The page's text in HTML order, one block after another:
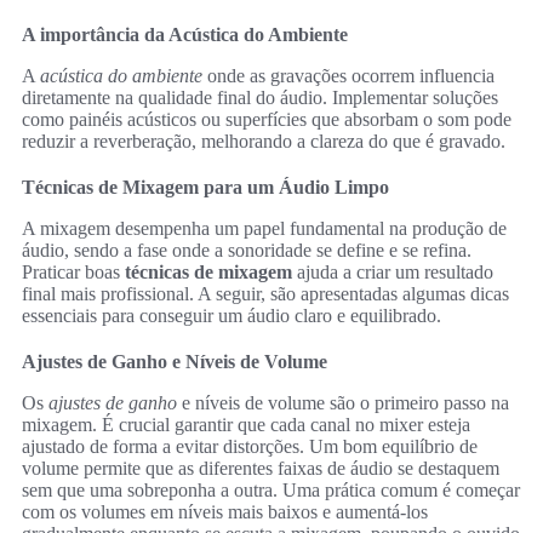
A importância da Acústica do Ambiente
A acústica do ambiente onde as gravações ocorrem influencia
diretamente na qualidade final do áudio. Implementar soluções
como painéis acústicos ou superfícies que absorbam o som pode
reduzir a reverberação, melhorando a clareza do que é gravado.
Técnicas de Mixagem para um Áudio Limpo
A mixagem desempenha um papel fundamental na produção de
áudio, sendo a fase onde a sonoridade se define e se refina.
Praticar boas técnicas de mixagem ajuda a criar um resultado
final mais profissional. A seguir, são apresentadas algumas dicas
essenciais para conseguir um áudio claro e equilibrado.
Ajustes de Ganho e Níveis de Volume
Os ajustes de ganho e níveis de volume são o primeiro passo na
mixagem. É crucial garantir que cada canal no mixer esteja
ajustado de forma a evitar distorções. Um bom equilíbrio de
volume permite que as diferentes faixas de áudio se destaquem
sem que uma sobreponha a outra. Uma prática comum é começar
com os volumes em níveis mais baixos e aumentá-los